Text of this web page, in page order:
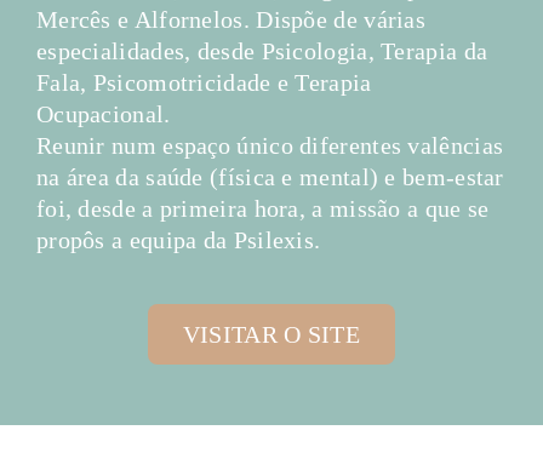
Mercês e Alfornelos. Dispõe de várias
especialidades, desde Psicologia, Terapia da
Fala, Psicomotricidade e Terapia
Ocupacional.
Reunir num espaço único diferentes valências
na área da saúde (física e mental) e bem-estar
foi, desde a primeira hora, a missão a que se
propôs a equipa da Psilexis.
VISITAR O SITE